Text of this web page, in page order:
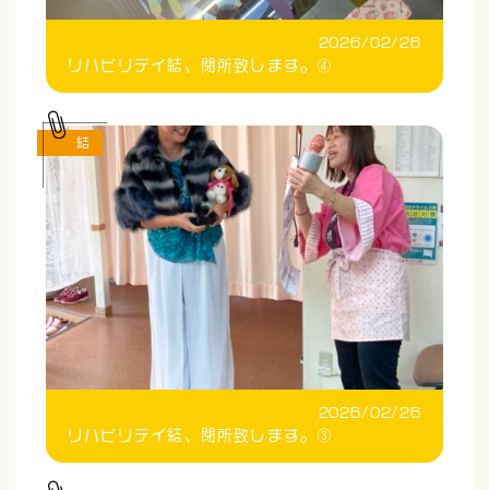
2026/02/26
リハビリデイ結、閉所致します。④
2026/02/26
リハビリデイ結、閉所致します。③
結